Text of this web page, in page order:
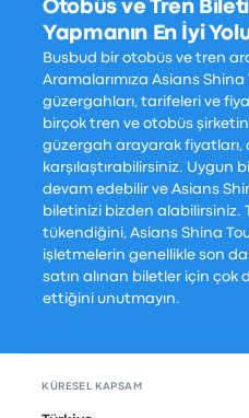
Otobüs ve Tren
Yapmanın En İyi
Busbud bir otobüs ve tren
Aramalarımıza Asians
güzergahları, tarifeleri ve
birçok tren ve otobüs
güzergah arayarak fiyatları,
karşılaştırabilirsiniz. Uygun
devam edebilir ve Asians
biletinizi bizden alabilirsiniz.
tükendiğini, Asians Shina
işletmelerin genellikle son
satın alınan biletler için
ettiğini unutmayın.
KÜRESEL KAPSAM